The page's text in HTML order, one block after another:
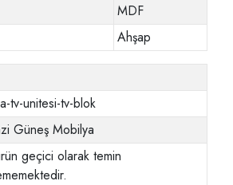
MDF
Ahşap
tv-unitesi-tv-blok
Güneş Mobilya
geçici olarak temin